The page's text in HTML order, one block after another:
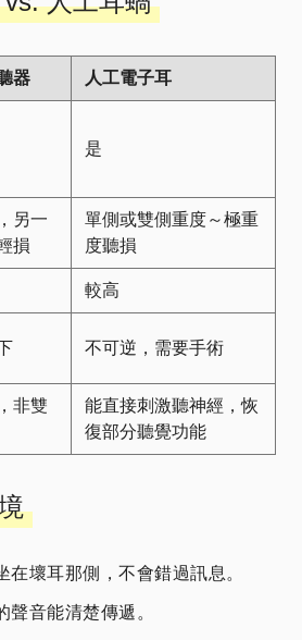
器 人工電子耳
是
另一
損
單側或雙側重度～極重
度聽損
較高
不可逆，需要手術
非雙
能直接刺激聽神經，恢
復部分聽覺功能
在壞耳那側，不會錯過訊息。
聲音能清楚傳遞。